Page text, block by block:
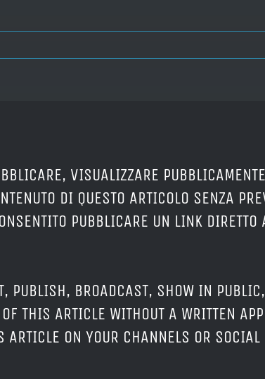
VISUALIZZARE
DI QUESTO ARTICOLO SENZA
PUBBLICARE UN LINK DIRETTO
PUBLISH, BROADCAST, SHOW IN
THIS ARTICLE WITHOUT A WRITTEN
ON YOUR CHANNELS OR SOCIAL